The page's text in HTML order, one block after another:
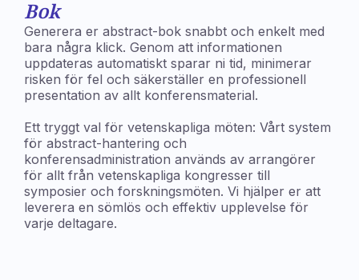
Bok
Generera er abstract-bok snabbt och enkelt med
bara några klick. Genom att informationen
uppdateras automatiskt sparar ni tid, minimerar
risken för fel och säkerställer en professionell
presentation av allt konferensmaterial.
Ett tryggt val för vetenskapliga möten: Vårt system
för abstract-hantering och
konferensadministration används av arrangörer
för allt från vetenskapliga kongresser till
symposier och forskningsmöten. Vi hjälper er att
leverera en sömlös och effektiv upplevelse för
varje deltagare.